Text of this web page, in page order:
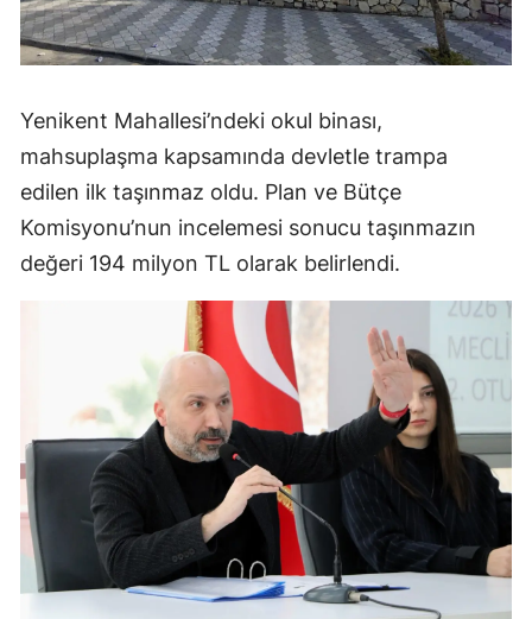
Yenikent Mahallesi’ndeki okul binası,
mahsuplaşma kapsamında devletle trampa
edilen ilk taşınmaz oldu. Plan ve Bütçe
Komisyonu’nun incelemesi sonucu taşınmazın
değeri 194 milyon TL olarak belirlendi.